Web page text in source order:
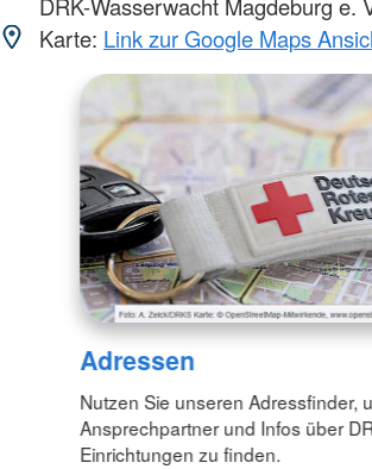
Karte: Link zur Google Maps
Adressen
Nutzen Sie unseren Adressfinder,
Ansprechpartner und Infos über
Einrichtungen zu finden.